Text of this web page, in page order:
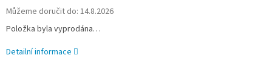
Můžeme doručit do: 14.8.2026
Položka byla vyprodána…
Detailní informace